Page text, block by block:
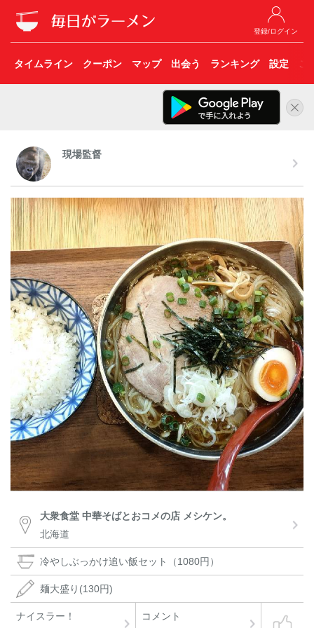
登録/ログイン
タイムライン クーポン マップ 出会う ランキング 設定 こ
現場監督
大衆食堂 中華そばとおコメの店 メシケン。
北海道
冷やしぶっかけ追い飯セット（1080円）
麺大盛り(130円)
ナイスラー！
コメント